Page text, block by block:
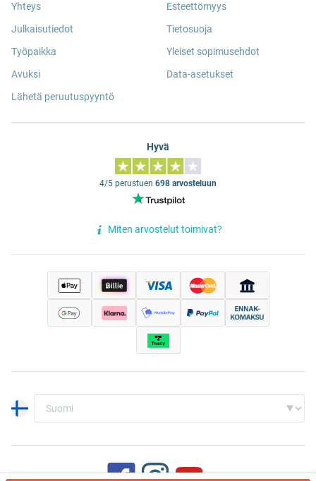
Yhteys
Julkaisutiedot
Työpaikka
Avuksi
Lähetä peruutuspyyntö
Esteettömyys
Tietosuoja
Yleiset sopimusehdot
Data-asetukset
Hyvä
4/5 perustuen 698 arvosteluun
Miten arvostelut toimivat?